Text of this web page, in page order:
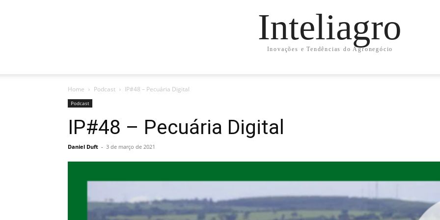
Inteliagro
Inovações e Tendências do Agronegócio
Home Podcast IP#48 – Pecuária Digital
Podcast
IP#48 – Pecuária Digital
Daniel Duft - 3 de março de 2021